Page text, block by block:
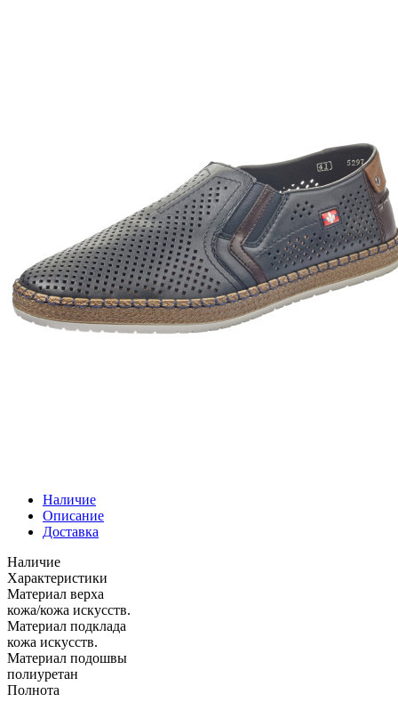
Наличие
Описание
Доставка
Наличие
Характеристики
Материал верха
кожа/кожа искусств.
Материал подклада
кожа искусств.
Материал подошвы
полиуретан
Полнота